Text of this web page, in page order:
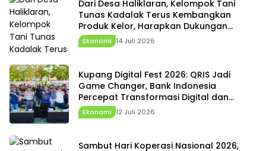
Dari Desa Haliklaran, Kelompok Tani
Tunas Kadalak Terus Kembangkan
Produk Kelor, Harapkan Dukungan
Pemerintah Desa dan Pemda
Ekonomi 14 Juli 2026
Kupang Digital Fest 2026: QRIS Jadi
Game Changer, Bank Indonesia
Percepat Transformasi Digital dan
Penguatan Ekonomi NTT
Ekonomi 12 Juli 2026
Sambut Hari Koperasi Nasional 2026,